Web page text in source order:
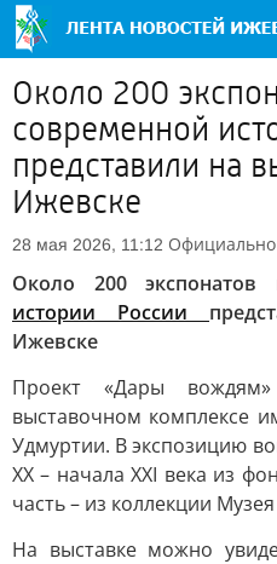
Около 200
современной
представили на
Ижевске
28 мая 2026, 11:12 Официально
Около 200 экспонатов
истории России
Ижевске
Проект «Дары
выставочном комплексе
Удмуртии. В экспозицию
XX – начала XXI века из
часть – из коллекции
На выставке можно